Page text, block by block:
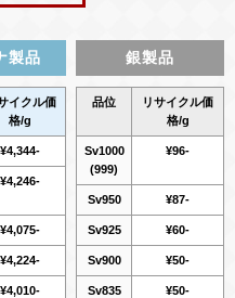
製品
イクル価
格/g
¥4,344-
¥4,246-
¥4,075-
¥4,224-
¥4,010-
銀製品
品位
リサイクル価
格/g
Sv1000
(999)
¥96-
Sv950 ¥87-
Sv925 ¥60-
Sv900 ¥50-
Sv835 ¥50-